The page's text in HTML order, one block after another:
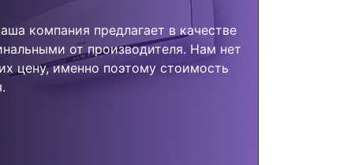
компания предлагает в качестве
от производителя. Нам нет
цену, именно поэтому стоимость